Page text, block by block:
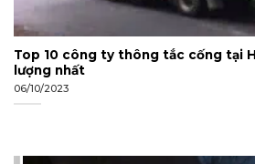
Top 10 công ty thông tắc cống tại
lượng nhất
06/10/2023